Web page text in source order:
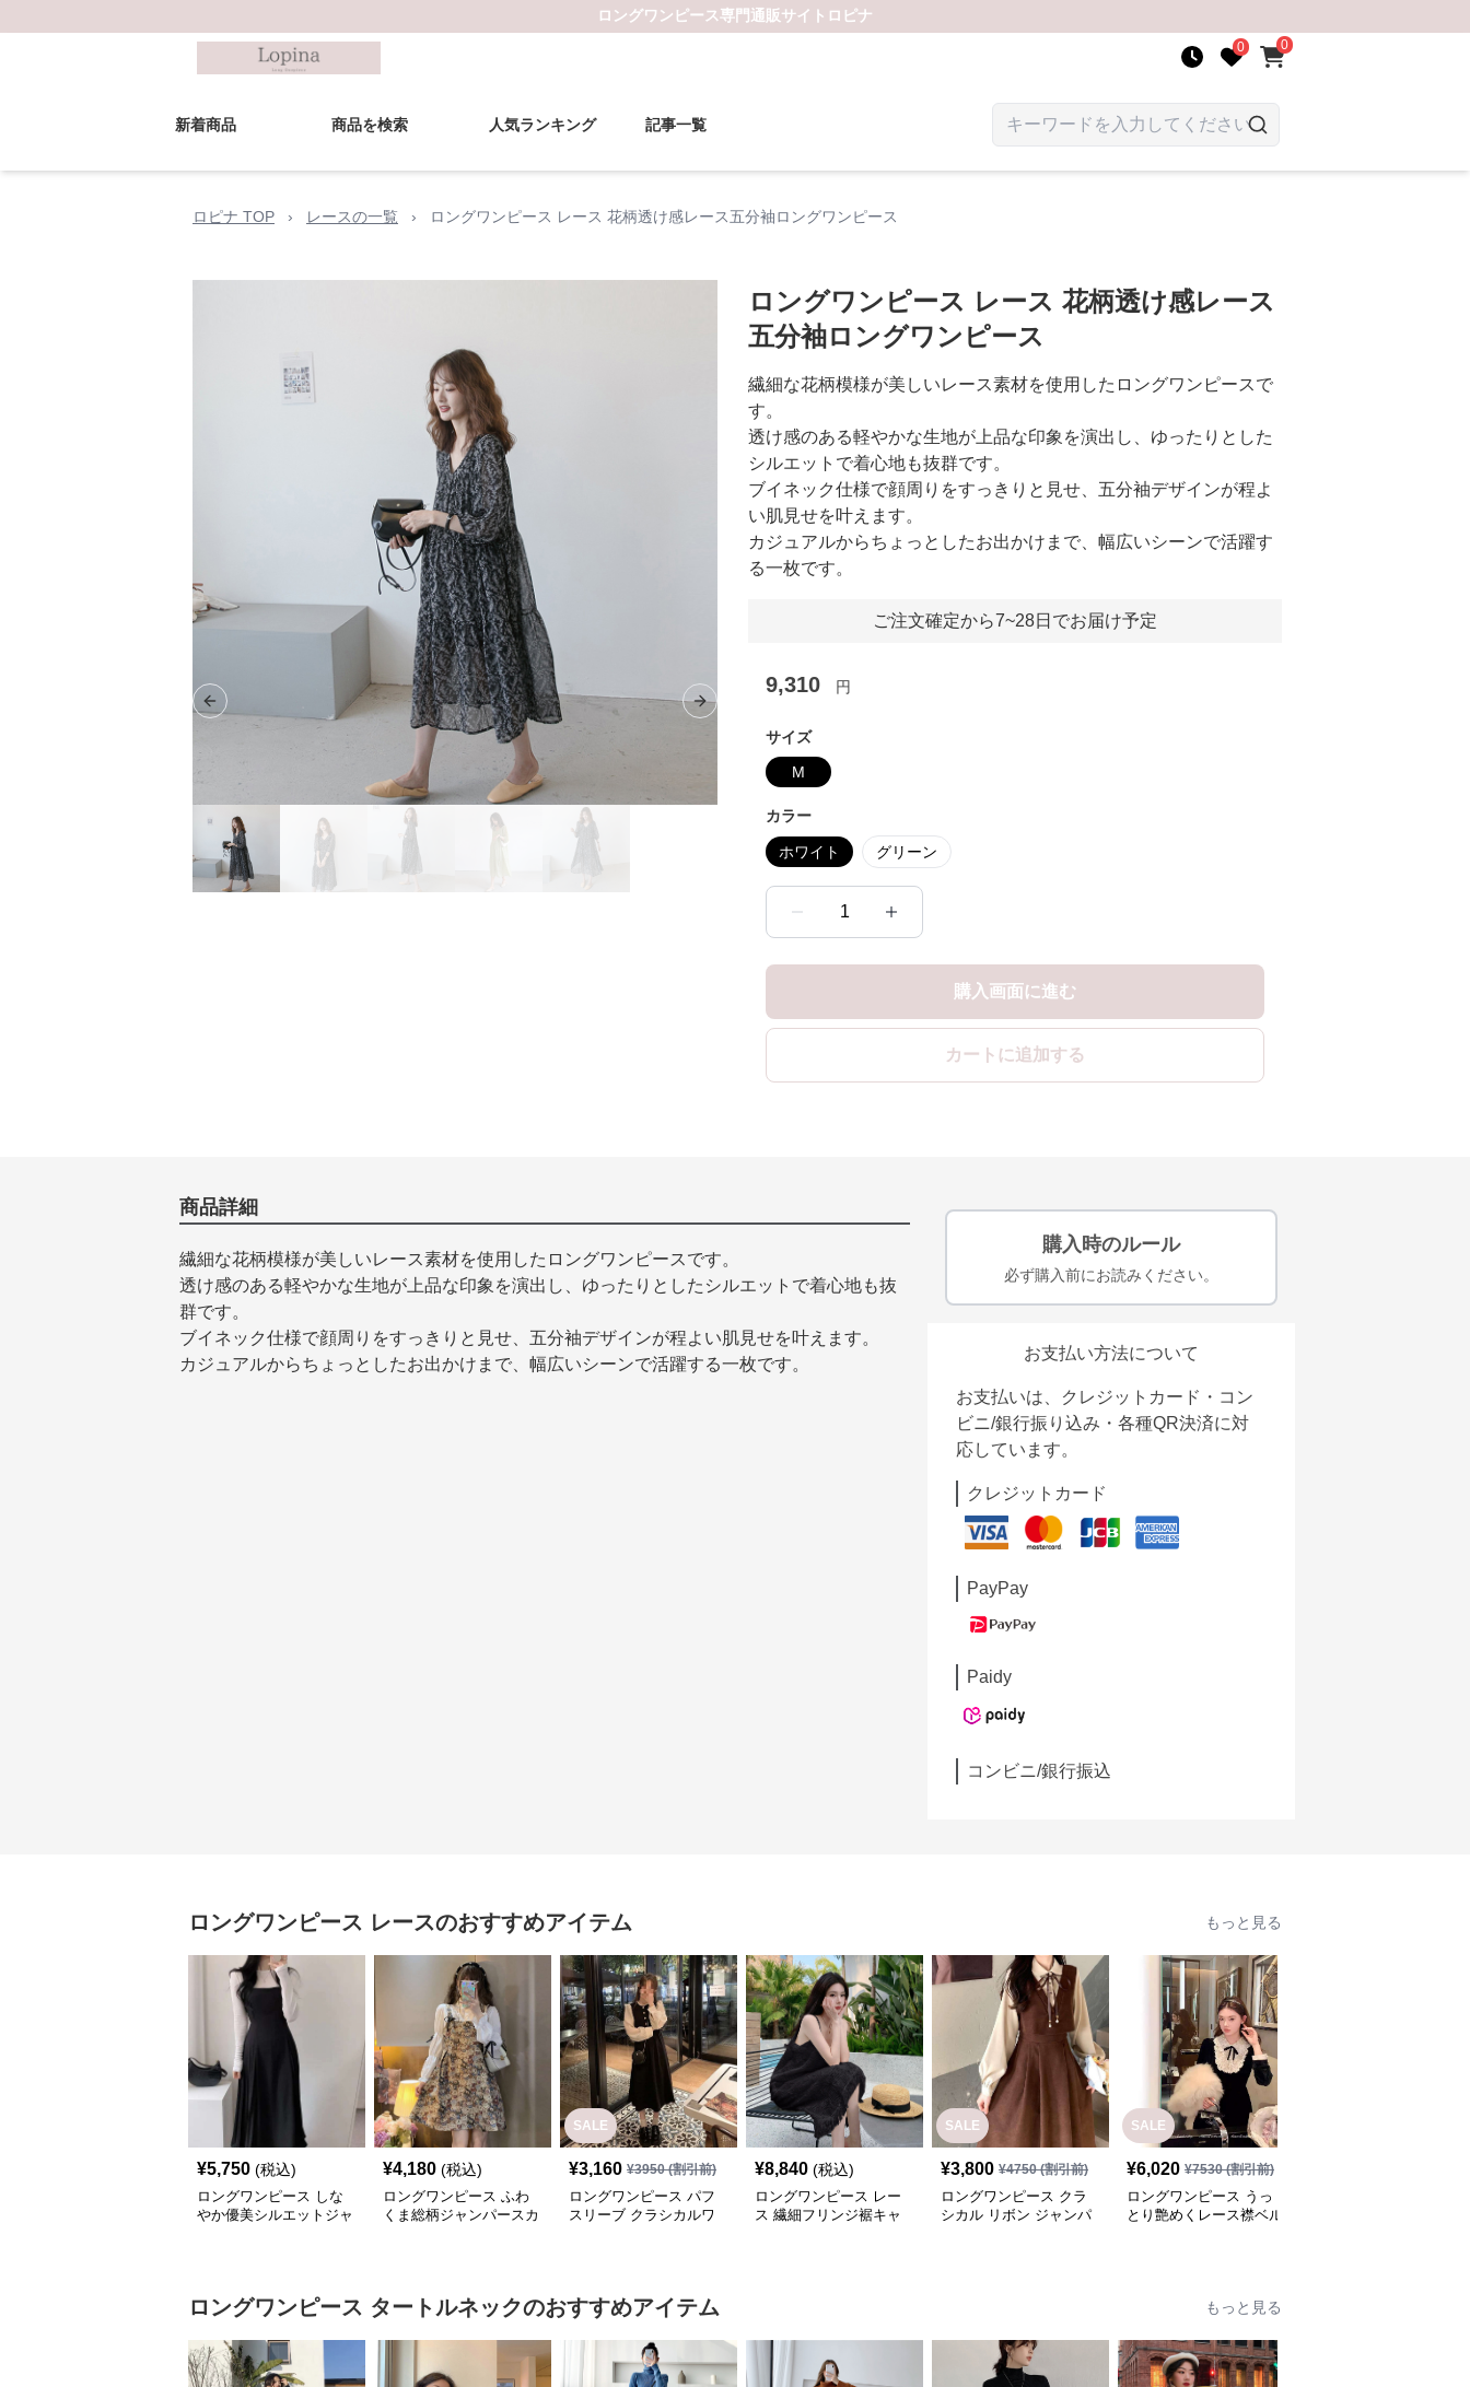
ロングワンピース専門通販サイト ロピナ
0 0
新着商品 商品を検索 人気ランキング 記事一覧
ロピナ TOP › レースの一覧 › ロングワンピース レース 花柄透け感レース五分袖ロングワンピース
Previous slide Next slide
ロングワンピース レース 花柄透け感レース
五分袖ロングワンピース
繊細な花柄模様が美しいレース素材を使用したロングワンピースで
す。
透け感のある軽やかな生地が上品な印象を演出し、ゆったりとした
シルエットで着心地も抜群です。
ブイネック仕様で顔周りをすっきりと見せ、五分袖デザインが程よ
い肌見せを叶えます。
カジュアルからちょっとしたお出かけまで、幅広いシーンで活躍す
る一枚です。
ご注文確定から7~28日でお届け予定
9,310 円
サイズ
M
カラー
ホワイト グリーン
1
購入画面に進む
カートに追加する
商品詳細
繊細な花柄模様が美しいレース素材を使用したロングワンピースです。
透け感のある軽やかな生地が上品な印象を演出し、ゆったりとしたシルエットで着心地も抜
群です。
ブイネック仕様で顔周りをすっきりと見せ、五分袖デザインが程よい肌見せを叶えます。
カジュアルからちょっとしたお出かけまで、幅広いシーンで活躍する一枚です。
購入時のルール
必ず購入前にお読みください。
お支払い方法について
お支払いは、クレジットカード・コン
ビニ/銀行振り込み・各種QR決済に対
応しています。
クレジットカード
PayPay
Paidy
コンビニ/銀行振込
ロングワンピース レースのおすすめアイテム もっと見る
¥5,750 (税込)
ロングワンピース しな
やか優美シルエットジャ
¥4,180 (税込)
ロングワンピース ふわ
くま総柄ジャンパースカ
SALE
¥3,160 ¥3950(割引前)
ロングワンピース パフ
スリーブ クラシカルワ
¥8,840 (税込)
ロングワンピース レー
ス 繊細フリンジ裾キャ
SALE
¥3,800 ¥4750(割引前)
ロングワンピース クラ
シカル リボン ジャンパ
SALE
¥6,020 ¥7530(割引前)
ロングワンピース うっ
とり艶めくレース襟ベル
ロングワンピース タートルネックのおすすめアイテム もっと見る